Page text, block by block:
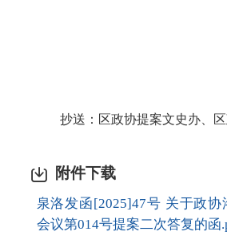
抄送：区政协提案文史办、区
附件下载
泉洛发函[2025]47号 关于政
会议第014号提案二次答复的函